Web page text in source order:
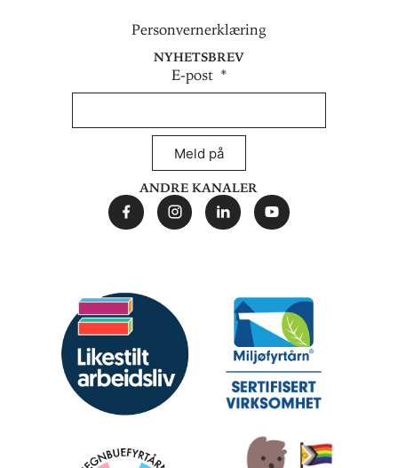
Personvernerklæring
Nyhetsbrev
E-post
Meld på
Andre kanaler